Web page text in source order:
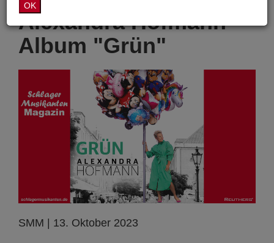
Alexandra Hofmann -
Album "Grün"
SMM | 13. Oktober 2023
OK